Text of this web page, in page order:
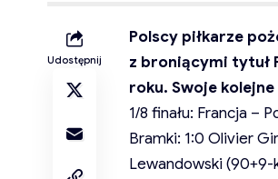
Udostępnij
Polscy piłkarze
z broniącymi tytuł
roku. Swoje
1/8 finału: Francja –
Bramki: 1:0 Olivier
Lewandowski (90+9-